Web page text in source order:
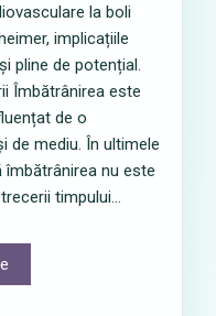
la boli
implicațiile
pline de potențial.
Îmbătrânirea este
de o
de mediu. În ultimele
nu este
timpului...